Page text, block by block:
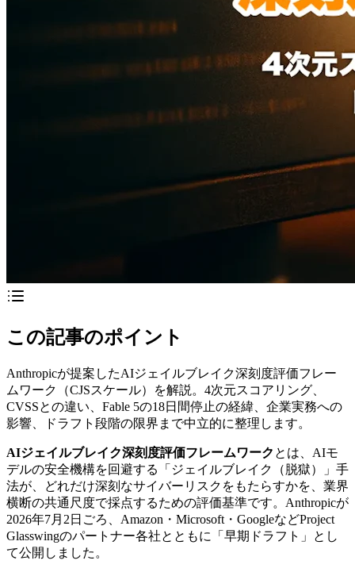
この記事のポイント
Anthropicが提案したAIジェイルブレイク深刻度評価フレー
ムワーク（CJSスケール）を解説。4次元スコアリング、
CVSSとの違い、Fable 5の18日間停止の経緯、企業実務への
影響、ドラフト段階の限界まで中立的に整理します。
AIジェイルブレイク深刻度評価フレームワーク とは、AIモ
デルの安全機構を回避する「ジェイルブレイク（脱獄）」手
法が、どれだけ深刻なサイバーリスクをもたらすかを、業界
横断の共通尺度で採点するための評価基準です。Anthropicが
2026年7月2日ごろ、Amazon・Microsoft・GoogleなどProject
Glasswingのパートナー各社とともに「早期ドラフト」とし
て公開しました。